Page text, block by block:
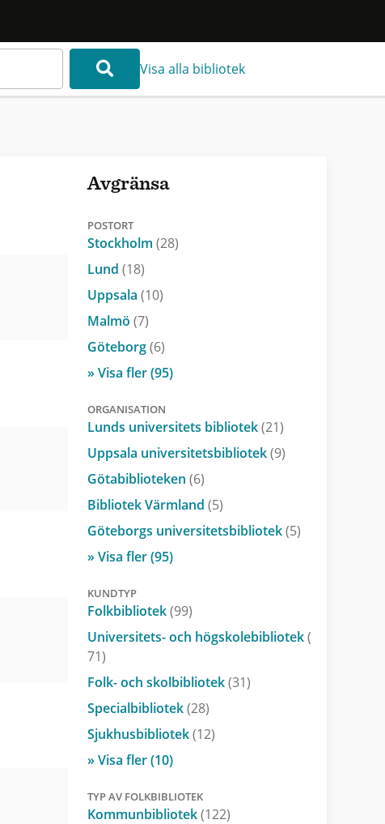
Visa alla bibliotek
Avgränsa
POSTORT
Stockholm (28)
Lund (18)
Uppsala (10)
Malmö (7)
Göteborg(6)
» Visa fler (95)
ORGANISATION
Lunds universitets bibliotek(21)
Uppsala universitetsbibliotek(9)
Götabiblioteken (6)
Bibliotek Värmland (5)
Göteborgs universitetsbibliotek(5)
» Visa fler (95)
KUNDTYP
Folkbibliotek(99)
Universitets- och högskolebibliotek(
71)
Folk- och skolbibliotek(31)
Specialbibliotek(28)
Sjukhusbibliotek(12)
» Visa fler (10)
TYP AV FOLKBIBLIOTEK
Kommunbibliotek(122)